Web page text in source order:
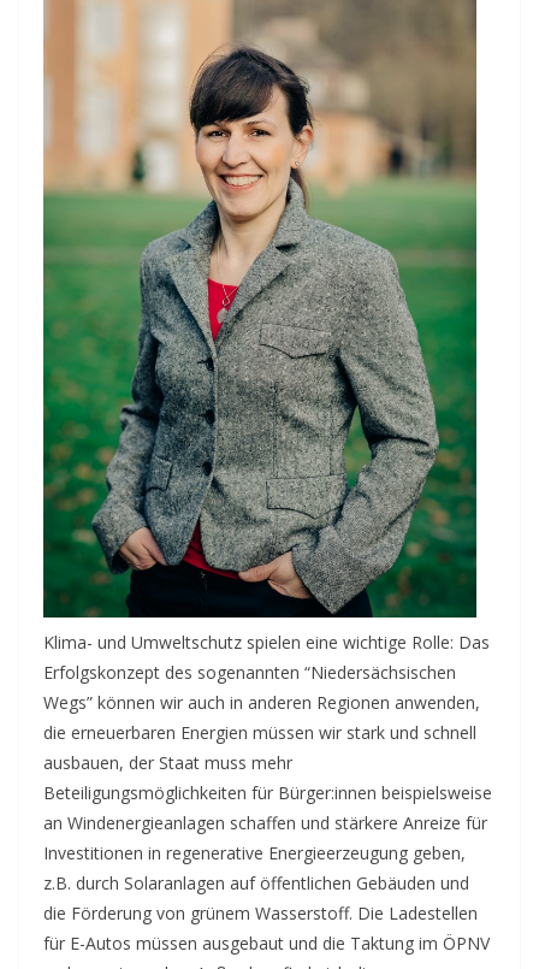
Klima- und Umweltschutz spielen eine wichtige Rolle: Das
Erfolgskonzept des sogenannten “Niedersächsischen
Wegs” können wir auch in anderen Regionen anwenden,
die erneuerbaren Energien müssen wir stark und schnell
ausbauen, der Staat muss mehr
Beteiligungsmöglichkeiten für Bürger:innen beispielsweise
an Windenergieanlagen schaffen und stärkere Anreize für
Investitionen in regenerative Energieerzeugung geben,
z.B. durch Solaranlagen auf öffentlichen Gebäuden und
die Förderung von grünem Wasserstoff. Die Ladestellen
für E-Autos müssen ausgebaut und die Taktung im ÖPNV